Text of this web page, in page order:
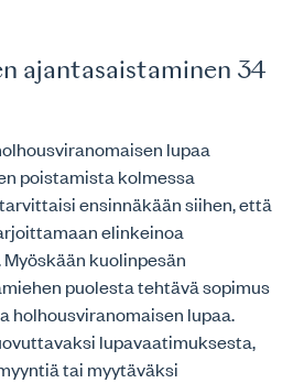
ajantasaistaminen 34
lupaa
poistamista kolmessa
ensinnäkään siihen, että
elinkeinoa
kuolinpesän
puolesta tehtävä sopimus
holhousviranomaisen lupaa.
lupavaatimuksesta,
tai myytäväksi